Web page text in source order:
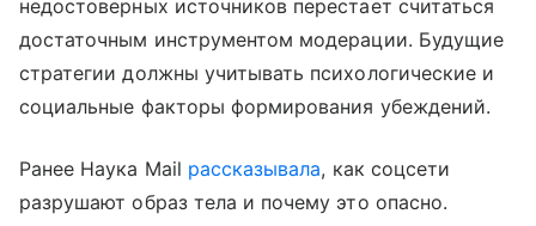
недостоверных источников перестает считаться
достаточным инструментом модерации. Будущие
стратегии должны учитывать психологические и
социальные факторы формирования убеждений.
Ранее Наука Mail рассказывала, как соцсети
разрушают образ тела и почему это опасно.